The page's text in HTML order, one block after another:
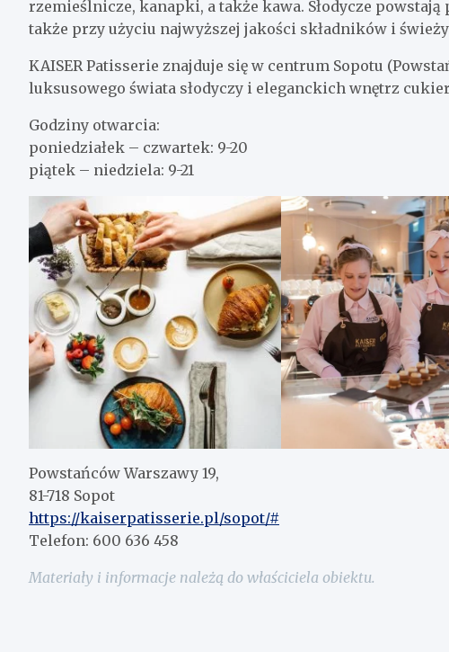
rzemieślnicze, kanapki, a także kawa. Słodycze
także przy użyciu najwyższej jakości składników i
KAISER Patisserie znajduje się w centrum Sopotu
luksusowego świata słodyczy i eleganckich wnętrz
Godziny otwarcia:
poniedziałek – czwartek: 9-20
piątek – niedziela: 9-21
Powstańców Warszawy 19,
81-718 Sopot
https://kaiserpatisserie.pl/sopot/#
Telefon: 600 636 458
Materiały i informacje należą do właściciela obiektu.